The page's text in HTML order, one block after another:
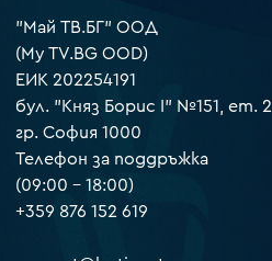
"Май ТВ.БГ" ООД
(My TV.BG OOD)
ЕИК 202254191
бул. "Княз Борис I" №151, ет. 2
гр. София 1000
Телефон за поддръжка
(09:00 – 18:00)
+359 876 152 619